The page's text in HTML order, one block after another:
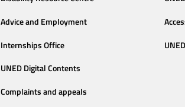
Advice and Employment
Internships Office
UNED Digital Contents
Complaints and appeals